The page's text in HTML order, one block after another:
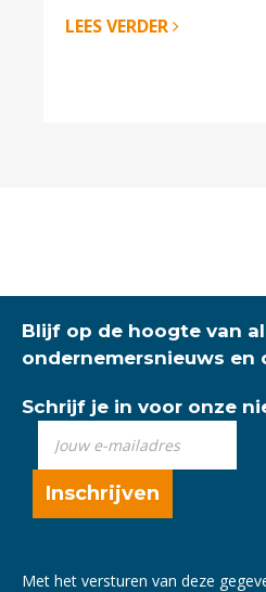
LEES VERDER
Blijf op de hoogte van
ondernemersnieuws en
Schrijf je in voor onze
Met het versturen van deze